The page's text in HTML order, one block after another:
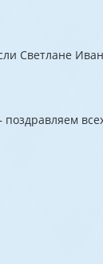
Светлане